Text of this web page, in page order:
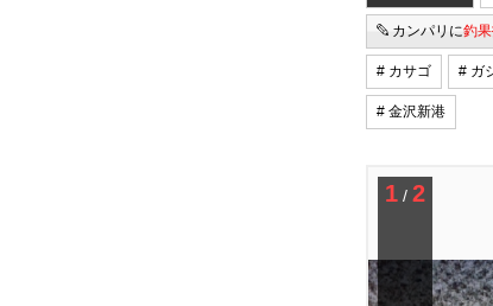
カンパリに釣
# カサゴ # ガ
# 金沢新港
1 / 2